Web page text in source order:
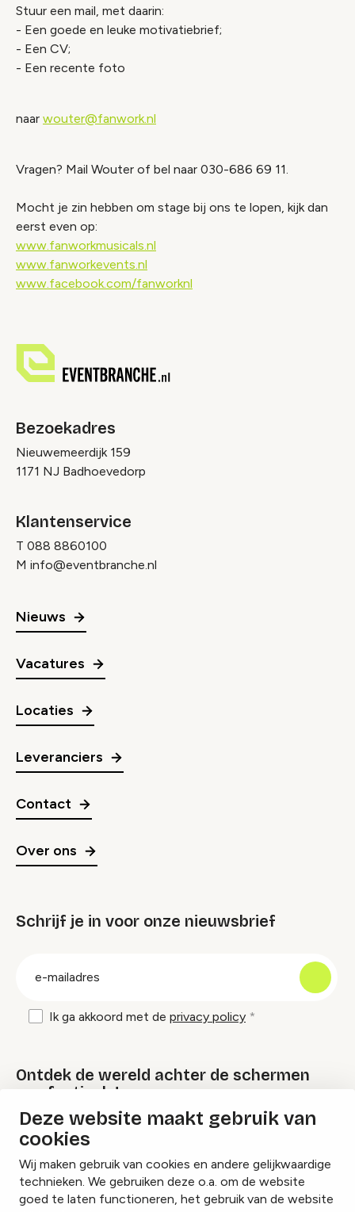
Deze website maakt gebruik van
cookies
Wij maken gebruik van cookies en andere gelijkwaardige
technieken. We gebruiken deze o.a. om de website
goed te laten functioneren, het gebruik van de website
Stuur een mail, met daarin:
- Een goede en leuke motivatiebrief;
- Een CV;
- Een recente foto
naar wouter@fanwork.nl
Vragen? Mail Wouter of bel naar 030-686 69 11.
Mocht je zin hebben om stage bij ons te lopen, kijk dan
eerst even op:
www.fanworkmusicals.nl
www.fanworkevents.nl
www.facebook.com/fanworknl
Bezoekadres
Nieuwemeerdijk 159
1171 NJ Badhoevedorp
Klantenservice
T 088 8860100
M info@eventbranche.nl
Nieuws
Vacatures
Locaties
Leveranciers
Contact
Over ons
Schrijf je in voor onze nieuwsbrief
Ik ga akkoord met de privacy policy
Ontdek de wereld achter de schermen
van festivals!
Lees onze Festival Specials